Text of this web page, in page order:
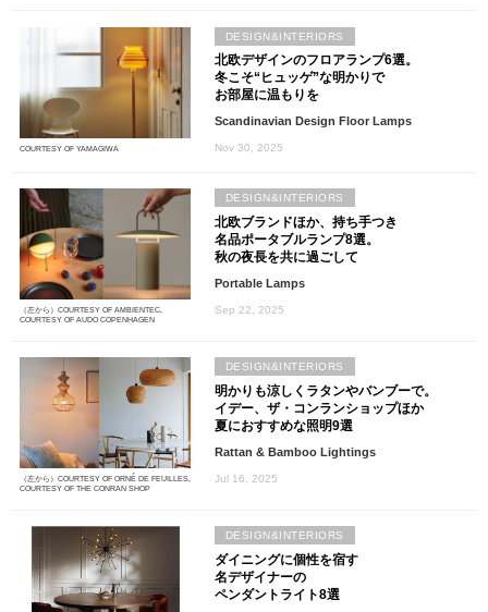
COURTESY OF YAMAGIWA
北欧デザインのフロアランプ6選。
冬こそ“ヒュッゲ”な明かりで
お部屋に温もりを
Scandinavian Design Floor Lamps
Nov 30, 2025
DESIGN&INTERIORS
（左から）COURTESY OF AMBIENTEC,
COURTESY OF AUDO COPENHAGEN
北欧ブランドほか、持ち手つき
名品ポータブルランプ8選。
秋の夜長を共に過ごして
Portable Lamps
Sep 22, 2025
DESIGN&INTERIORS
（左から）COURTESY OF ORNÉ DE FEUILLES,
COURTESY OF THE CONRAN SHOP
明かりも涼しくラタンやバンブーで。
イデー、ザ・コンランショップほか
夏におすすめな照明9選
Rattan & Bamboo Lightings
Jul 16, 2025
DESIGN&INTERIORS
ダイニングに個性を宿す
名デザイナーの
ペンダントライト8選
DESIGN&INTERIORS